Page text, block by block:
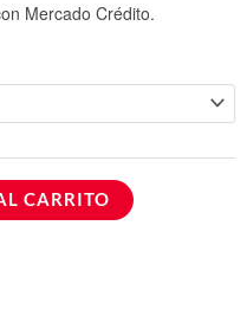
es:
Mercado Crédito.
CARRITO